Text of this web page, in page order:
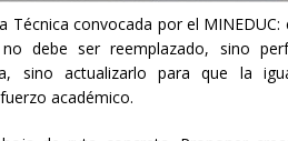
Técnica convocada por el
debe ser reemplazado, sino
sino actualizarlo para que la
académico.